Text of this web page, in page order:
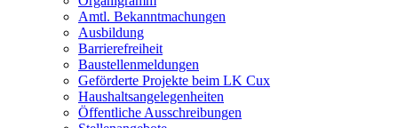
Amtl. Bekanntmachungen
Ausbildung
Barrierefreiheit
Baustellenmeldungen
Geförderte Projekte beim LK Cux
Haushaltsangelegenheiten
Öffentliche Ausschreibungen